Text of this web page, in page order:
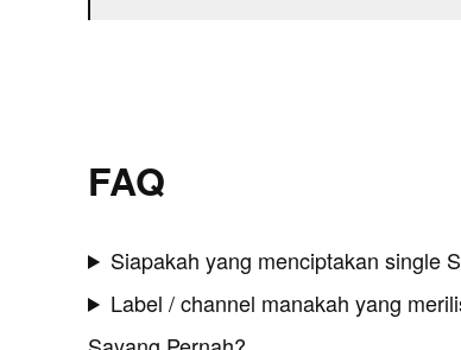
FAQ
Siapakah yang menciptakan single
Label / channel manakah yang